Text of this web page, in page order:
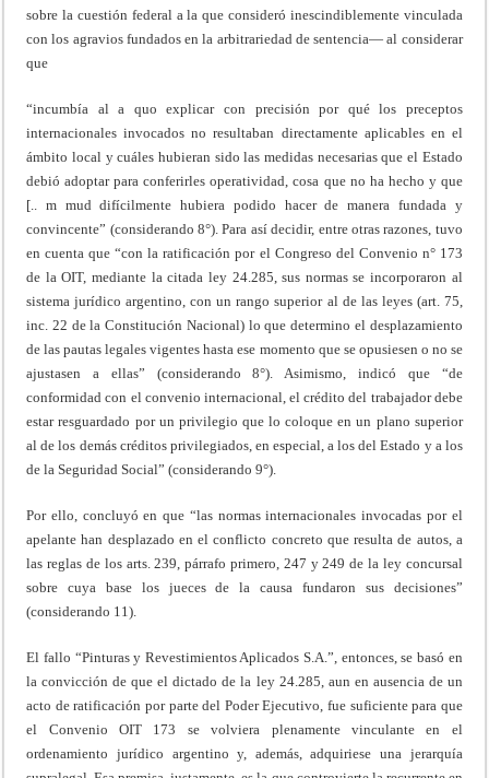
sobre la cuestión federal a la que consideró inescindiblemente vinculada
con los agravios fundados en la arbitrariedad de sentencia— al considerar
que
“incumbía al a quo explicar con precisión por qué los preceptos
internacionales invocados no resultaban directamente aplicables en el
ámbito local y cuáles hubieran sido las medidas necesarias que el Estado
debió adoptar para conferirles operatividad, cosa que no ha hecho y que
[.. m mud difícilmente hubiera podido hacer de manera fundada y
convincente” (considerando 8°). Para así decidir, entre otras razones, tuvo
en cuenta que “con la ratificación por el Congreso del Convenio n° 173
de la OIT, mediante la citada ley 24.285, sus normas se incorporaron al
sistema jurídico argentino, con un rango superior al de las leyes (art. 75,
inc. 22 de la Constitución Nacional) lo que determino el desplazamiento
de las pautas legales vigentes hasta ese momento que se opusiesen o no se
ajustasen a ellas” (considerando 8°). Asimismo, indicó que “de
conformidad con el convenio internacional, el crédito del trabajador debe
estar resguardado por un privilegio que lo coloque en un plano superior
al de los demás créditos privilegiados, en especial, a los del Estado y a los
de la Seguridad Social” (considerando 9°).
Por ello, concluyó en que “las normas internacionales invocadas por el
apelante han desplazado en el conflicto concreto que resulta de autos, a
las reglas de los arts. 239, párrafo primero, 247 y 249 de la ley concursal
sobre cuya base los jueces de la causa fundaron sus decisiones”
(considerando 11).
El fallo “Pinturas y Revestimientos Aplicados S.A.”, entonces, se basó en
la convicción de que el dictado de la ley 24.285, aun en ausencia de un
acto de ratificación por parte del Poder Ejecutivo, fue suficiente para que
el Convenio OIT 173 se volviera plenamente vinculante en el
ordenamiento jurídico argentino y, además, adquiriese una jerarquía